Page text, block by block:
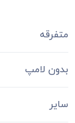
متفرقه
بدون لامپ
سایر